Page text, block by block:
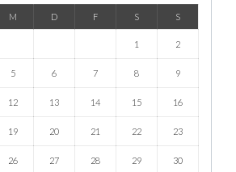
M D F S S
1 2
5 6 7 8 9
12 13 14 15 16
19 20 21 22 23
26 27 28 29 30